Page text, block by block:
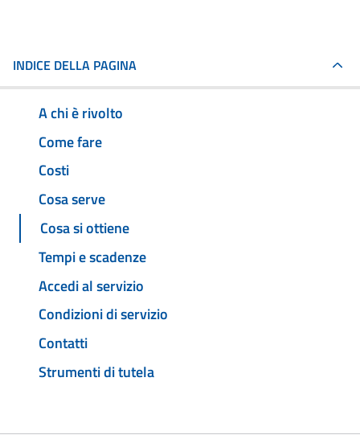
INDICE DELLA PAGINA
A chi è rivolto
Come fare
Costi
Cosa serve
Cosa si ottiene
Tempi e scadenze
Accedi al servizio
Condizioni di servizio
Contatti
Strumenti di tutela